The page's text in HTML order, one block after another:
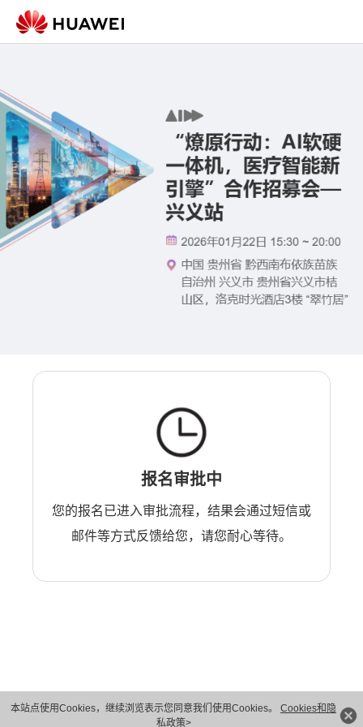
本站点使用Cookies，继续浏览表示您同意我们使用Cookies。 Cookies和隐
私政策>
报名审批中
您的报名已进入审批流程，结果会通过短信或
邮件等方式反馈给您，请您耐心等待。
版权所有 © 华为技术有限公司 1998-2026。 保留一切权利。粤A2-20044005号